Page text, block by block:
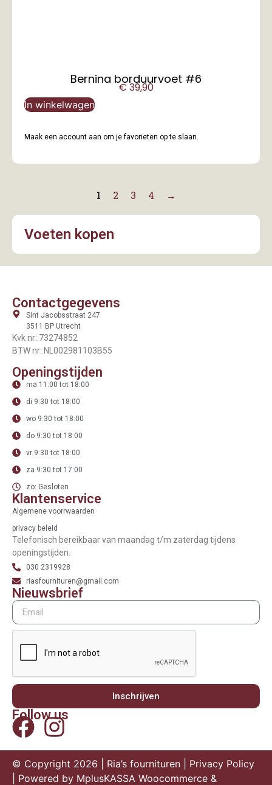
Bernina borduurvoet #6
€39,90
In winkelwagen
Maak een account aan om je favorieten op te slaan.
1 2 3 4 →
Voeten kopen
Contactgegevens
Sint Jacobsstraat 247
3511 BP Utrecht
Kvk nr: 73274852
BTW nr: NL002981103B55
Openingstijden
ma 11:00 tot 18:00
di 9:30 tot 18:00
wo 9:30 tot 18:00
do 9:30 tot 18:00
vr 9:30 tot 18:00
za 9:30 tot 17:00
zo: Gesloten
Klantenservice
Algemene voorrwaarden
privacy beleid
Telefonisch bereikbaar van maandag t/m zaterdag tijdens
openingstijden.
030 2319928
riasfournituren@gmail.com
Nieuwsbrief
Inschrijven
Follow us
© Copyright 2026 | Ria’s fournituren | Privacy Policy
| Powered by MplusKASSA Woocommerce &